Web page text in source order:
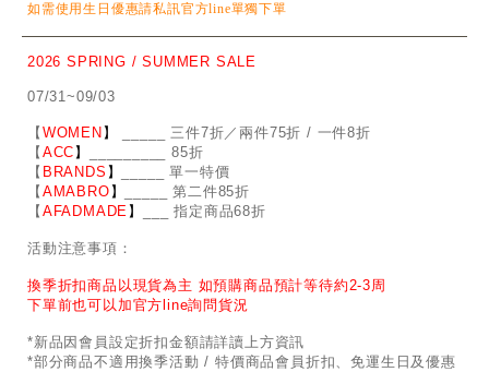
如需使用生日優惠請私訊官方line單獨下單
2026 SPRING / SUMMER SALE
07/31~09/03
【 WOMEN 】
___ 三件7折／兩件75折 / 一件8折
【 ACC 】
____ 85折
【 BRANDS 】
_ 單一特價
【 AMABRO 】
_ 第二件85折
【 AFADMADE 】 ___ 指定商品68折
活動注意事項：
換季折扣商品以現貨為主 如預購商品預計等待約2-3周
下單前也可以加官方line詢問貨況
*新品因會員設定折扣金額請詳讀上方資訊
*部分商品不適用換季活動 / 特價商品會員折扣、免運生日及優惠